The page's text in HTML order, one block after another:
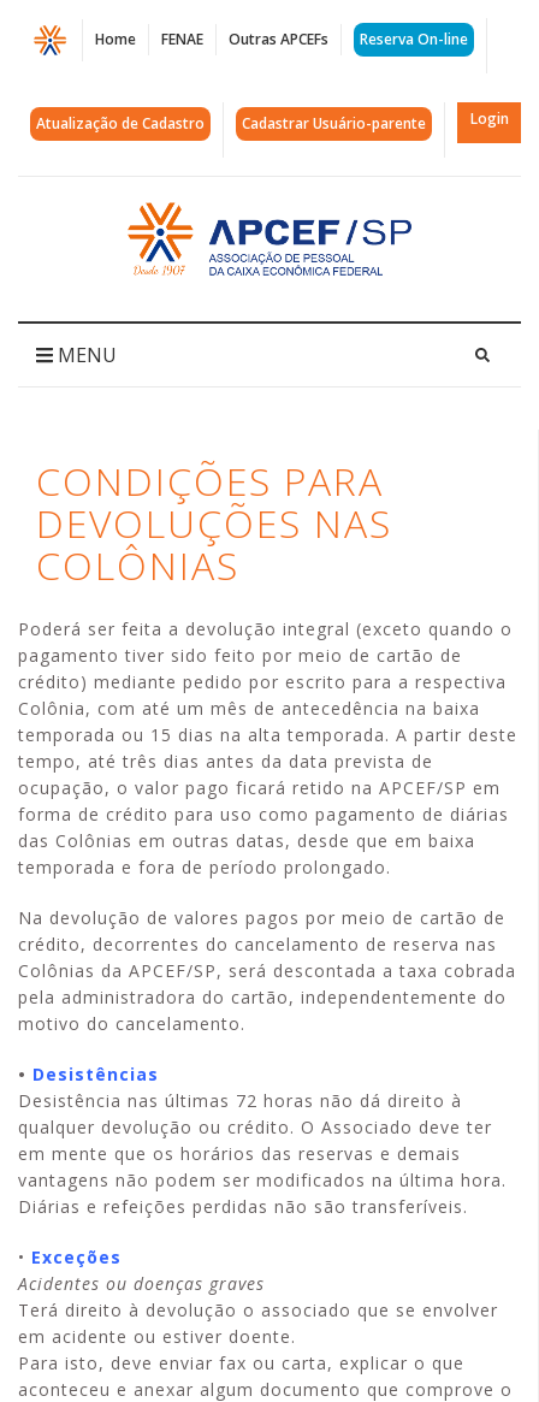
Página
Condições
para
Colônias
APCEF/SP
Home FENAE Outras APCEFs Reserva On-line
Atualização de Cadastro Cadastrar Usuário-parente Login
Acessar
página
inicial
MENU
CONDIÇÕES PARA
DEVOLUÇÕES NAS
COLÔNIAS
Poderá ser feita a devolução integral (exceto quando o
pagamento tiver sido feito por meio de cartão de
crédito) mediante pedido por escrito para a respectiva
Colônia, com até um mês de antecedência na baixa
temporada ou 15 dias na alta temporada. A partir deste
tempo, até três dias antes da data prevista de
ocupação, o valor pago ficará retido na APCEF/SP em
forma de crédito para uso como pagamento de diárias
das Colônias em outras datas, desde que em baixa
temporada e fora de período prolongado.
Na devolução de valores pagos por meio de cartão de
crédito, decorrentes do cancelamento de reserva nas
Colônias da APCEF/SP, será descontada a taxa cobrada
pela administradora do cartão, independentemente do
motivo do cancelamento.
• Desistências
Desistência nas últimas 72 horas não dá direito à
qualquer devolução ou crédito. O Associado deve ter
em mente que os horários das reservas e demais
vantagens não podem ser modificados na última hora.
Diárias e refeições perdidas não são transferíveis.
• Exceções
Acidentes ou doenças graves
Terá direito à devolução o associado que se envolver
em acidente ou estiver doente.
Para isto, deve enviar fax ou carta, explicar o que
aconteceu e anexar algum documento que comprove o